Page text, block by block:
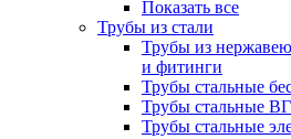
Показать все
Трубы из стали
Трубы из
и фитинги
Трубы стальные
Трубы стальные
Трубы стальные